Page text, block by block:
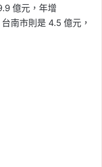
億元，年增
南市則是 4.5 億元，